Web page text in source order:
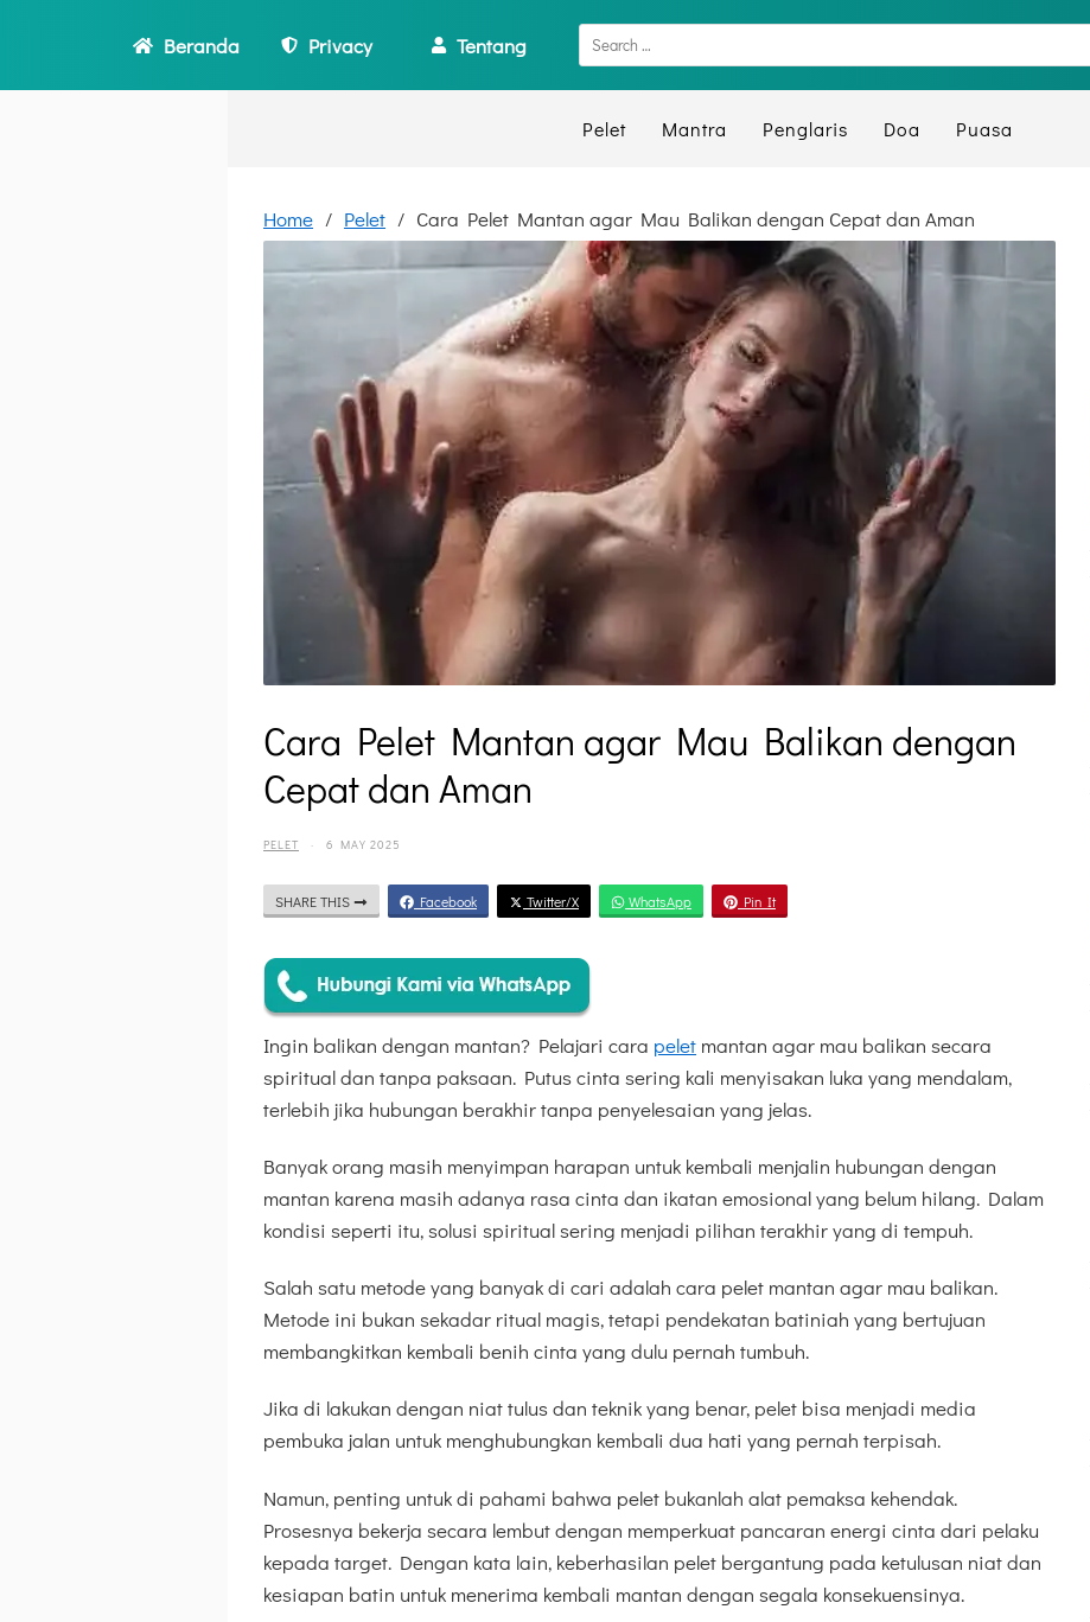
Beranda Privacy Tentang
Pelet Mantra Penglaris Doa Puasa
Home Pelet Cara Pelet Mantan agar Mau Balikan dengan Cepat dan Aman
Cara Pelet Mantan agar Mau Balikan dengan
Cepat dan Aman
PELET · 6 MAY 2025
SHARE THIS Facebook Twitter/X WhatsApp Pin It
Ingin balikan dengan mantan? Pelajari cara pelet mantan agar mau balikan secara
spiritual dan tanpa paksaan. Putus cinta sering kali menyisakan luka yang mendalam,
terlebih jika hubungan berakhir tanpa penyelesaian yang jelas.
Banyak orang masih menyimpan harapan untuk kembali menjalin hubungan dengan
mantan karena masih adanya rasa cinta dan ikatan emosional yang belum hilang. Dalam
kondisi seperti itu, solusi spiritual sering menjadi pilihan terakhir yang di tempuh.
Salah satu metode yang banyak di cari adalah cara pelet mantan agar mau balikan.
Metode ini bukan sekadar ritual magis, tetapi pendekatan batiniah yang bertujuan
membangkitkan kembali benih cinta yang dulu pernah tumbuh.
Jika di lakukan dengan niat tulus dan teknik yang benar, pelet bisa menjadi media
pembuka jalan untuk menghubungkan kembali dua hati yang pernah terpisah.
Namun, penting untuk di pahami bahwa pelet bukanlah alat pemaksa kehendak.
Prosesnya bekerja secara lembut dengan memperkuat pancaran energi cinta dari pelaku
kepada target. Dengan kata lain, keberhasilan pelet bergantung pada ketulusan niat dan
kesiapan batin untuk menerima kembali mantan dengan segala konsekuensinya.